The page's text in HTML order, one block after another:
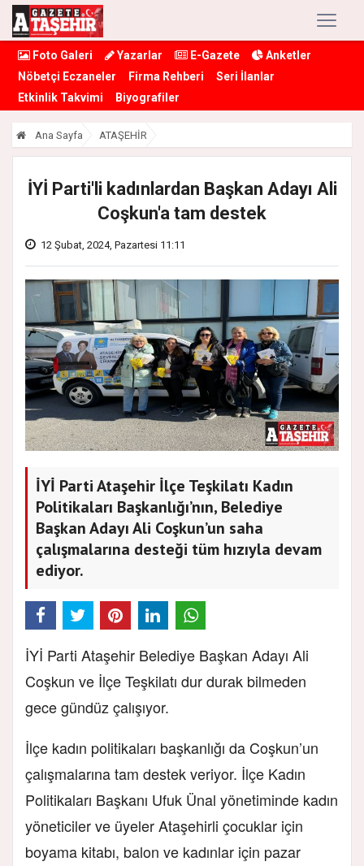
Foto Galeri Yazarlar E-Gazete
Anketler
Nöbetçi Eczaneler
Firma Rehberi
Seri İlanlar
Etkinlik Takvimi
Biyografiler
Ana Sayfa ATAŞEHİR
İYİ Parti'li kadınlardan Başkan Adayı Ali
Coşkun'a tam destek
12 Şubat, 2024, Pazartesi 11:11
İYİ Parti Ataşehir İlçe Teşkilatı Kadın
Politikaları Başkanlığı’nın, Belediye
Başkan Adayı Ali Coşkun’un saha
çalışmalarına desteği tüm hızıyla devam
ediyor.
İYİ Parti Ataşehir Belediye Başkan Adayı Ali
Coşkun ve İlçe Teşkilatı dur durak bilmeden
gece gündüz çalışıyor.
İlçe kadın politikaları başkanlığı da Coşkun’un
çalışmalarına tam destek veriyor. İlçe Kadın
Politikaları Başkanı Ufuk Ünal yönetiminde kadın
yöneticiler ve üyeler Ataşehirli çocuklar için
boyama kitabı, balon ve kadınlar için pazar